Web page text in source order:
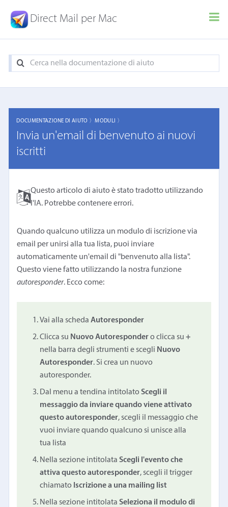
Direct Mail per Mac
DOCUMENTAZIONE DI AIUTO 〉MODULI 〉
Invia un'email di benvenuto ai nuovi
iscritti
Questo articolo di aiuto è stato tradotto utilizzando
l'IA. Potrebbe contenere errori.
Quando qualcuno utilizza un modulo di iscrizione via
email per unirsi alla tua lista, puoi inviare
automaticamente un'email di "benvenuto alla lista".
Questo viene fatto utilizzando la nostra funzione
autoresponder. Ecco come:
Vai alla schedaAutoresponder
Clicca su Nuovo Autorespondero clicca su+
nella barra degli strumenti e scegli Nuovo
Autoresponder. Si crea un nuovo
autoresponder.
Dal menu a tendina intitolato Scegli il
messaggio da inviare quando viene attivato
questo autoresponder, scegli il messaggio che
vuoi inviare quando qualcuno si unisce alla
tua lista
Nella sezione intitolata Scegli l'evento che
attiva questo autoresponder, scegli il trigger
chiamato Iscrizione a una mailing list
Nella sezione intitolata Seleziona il modulo di